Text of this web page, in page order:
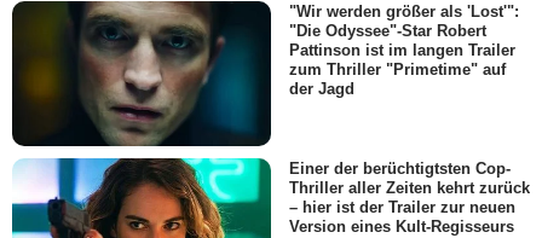
"Wir werden größer als 'Lost'":
"Die Odyssee"-Star Robert
Pattinson ist im langen Trailer
zum Thriller "Primetime" auf
der Jagd
Einer der berüchtigtsten Cop-
Thriller aller Zeiten kehrt zurück
– hier ist der Trailer zur neuen
Version eines Kult-Regisseurs